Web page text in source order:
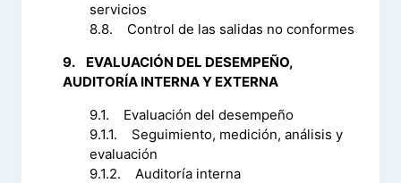
servicios
8.8. Control de las salidas no conformes
9. EVALUACIÓN DEL DESEMPEÑO,
AUDITORÍA INTERNA Y EXTERNA
9.1. Evaluación del desempeño
9.1.1. Seguimiento, medición, análisis y
evaluación
9.1.2. Auditoría interna